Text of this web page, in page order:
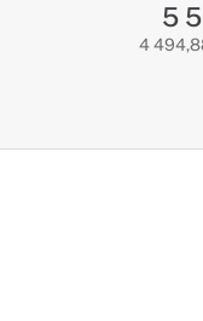
CyberPower
Využijete diaľkové
cloud alebo senzor
teplote a vlhkosti v
Batérie pre
Kvalitné a
Nezabudnite sa
5
4